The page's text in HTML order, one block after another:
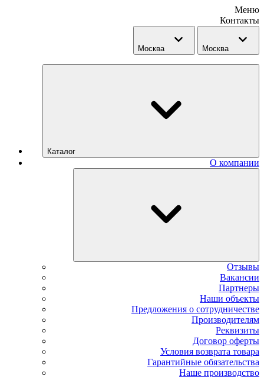
Меню
Контакты
Москва Москва
Каталог
О компании
Отзывы
Вакансии
Партнеры
Наши объекты
Предложения о сотрудничестве
Производителям
Реквизиты
Договор оферты
Условия возврата товара
Гарантийные обязательства
Наше производство